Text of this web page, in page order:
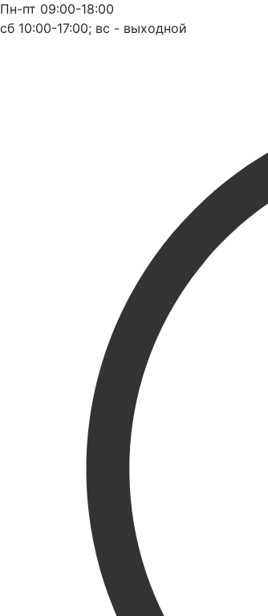
Пн-пт 09:00-18:00
сб 10:00-17:00; вс - выходной